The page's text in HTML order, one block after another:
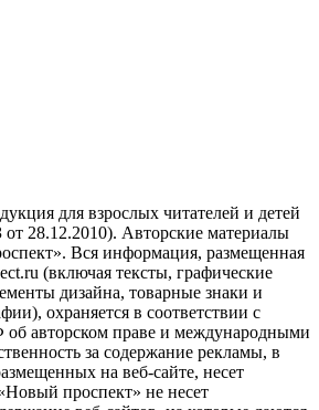
для взрослых читателей и детей
28.12.2010). Авторские материалы
Вся информация, размещенная
(включая тексты, графические
дизайна, товарные знаки и
охраняется в соответствии с
об авторском праве и международными
за содержание рекламы, в
на веб-сайте, несет
проспект» не несет